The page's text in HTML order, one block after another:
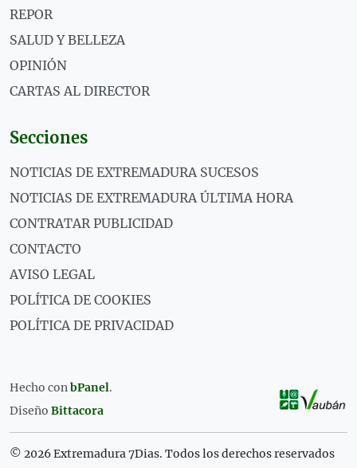
REPOR
SALUD Y BELLEZA
OPINIÓN
CARTAS AL DIRECTOR
Secciones
NOTICIAS DE EXTREMADURA SUCESOS
NOTICIAS DE EXTREMADURA ÚLTIMA HORA
CONTRATAR PUBLICIDAD
CONTACTO
AVISO LEGAL
POLÍTICA DE COOKIES
POLÍTICA DE PRIVACIDAD
Hecho conbPanel.
Diseño Bittacora
© 2026 Extremadura 7Dias. Todos los derechos reservados